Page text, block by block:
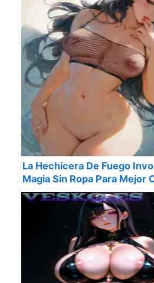
La Hechicera De Fuego
Magia Sin Ropa Para Mejor
Elemental